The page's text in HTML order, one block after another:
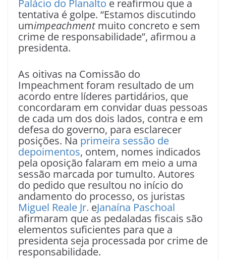
Palácio do Planalto e reafirmou que a
tentativa é golpe. “Estamos discutindo
umimpeachment muito concreto e sem
crime de responsabilidade”, afirmou a
presidenta.
As oitivas na Comissão do
Impeachment foram resultado de um
acordo entre líderes partidários, que
concordaram em convidar duas pessoas
de cada um dos dois lados, contra e em
defesa do governo, para esclarecer
posições. Na primeira sessão de
depoimentos, ontem, nomes indicados
pela oposição falaram em meio a uma
sessão marcada por tumulto. Autores
do pedido que resultou no início do
andamento do processo, os juristas
Miguel Reale Jr.eJanaína Paschoal
afirmaram que as pedaladas fiscais são
elementos suficientes para que a
presidenta seja processada por crime de
responsabilidade.